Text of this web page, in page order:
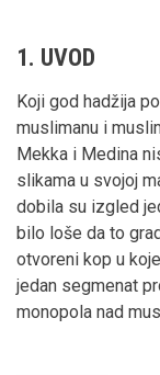
1. UVOD
Koji god hadžija
muslimanu i
Mekka i Medina
slikama u svojoj
dobila su izgled
bilo loše da to
otvoreni kop u
jedan segmenat
monopola nad